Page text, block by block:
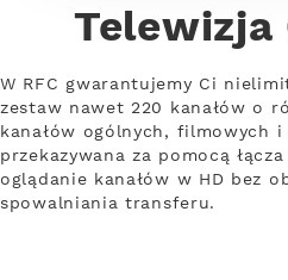
Telewizja
W RFC gwarantujemy Ci
zestaw nawet 220 kanałów o
kanałów ogólnych, filmowych
przekazywana za pomocą
oglądanie kanałów w HD bez
spowalniania transferu.